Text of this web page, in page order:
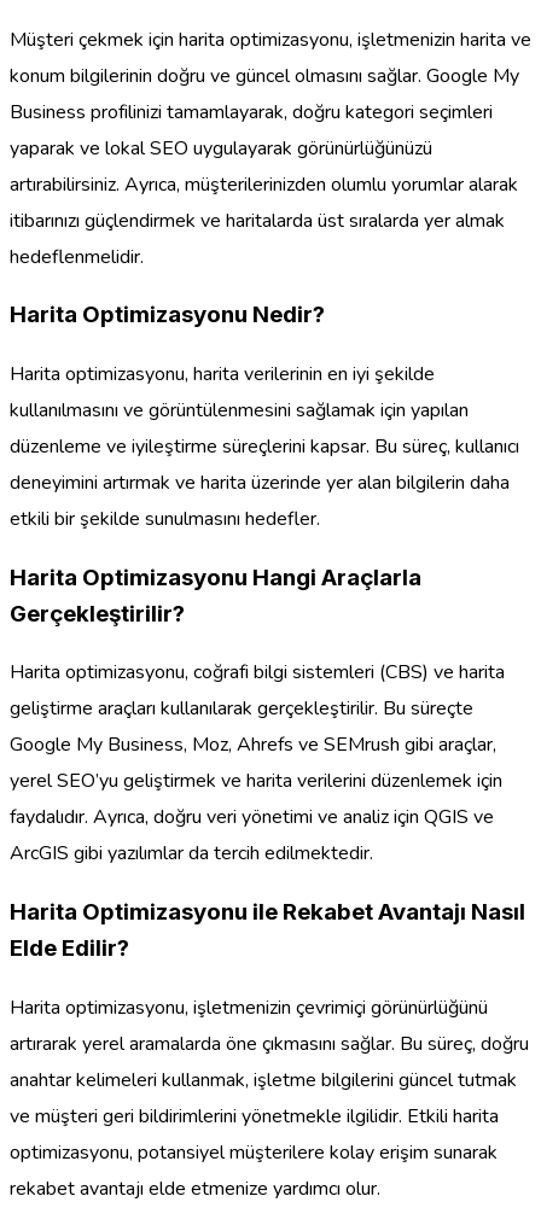
Müşteri çekmek için harita optimizasyonu, işletmenizin harita ve
konum bilgilerinin doğru ve güncel olmasını sağlar. Google My
Business profilinizi tamamlayarak, doğru kategori seçimleri
yaparak ve lokal SEO uygulayarak görünürlüğünüzü
artırabilirsiniz. Ayrıca, müşterilerinizden olumlu yorumlar alarak
itibarınızı güçlendirmek ve haritalarda üst sıralarda yer almak
hedeflenmelidir.
Harita Optimizasyonu Nedir?
Harita optimizasyonu, harita verilerinin en iyi şekilde
kullanılmasını ve görüntülenmesini sağlamak için yapılan
düzenleme ve iyileştirme süreçlerini kapsar. Bu süreç, kullanıcı
deneyimini artırmak ve harita üzerinde yer alan bilgilerin daha
etkili bir şekilde sunulmasını hedefler.
Harita Optimizasyonu Hangi Araçlarla
Gerçekleştirilir?
Harita optimizasyonu, coğrafi bilgi sistemleri (CBS) ve harita
geliştirme araçları kullanılarak gerçekleştirilir. Bu süreçte
Google My Business, Moz, Ahrefs ve SEMrush gibi araçlar,
yerel SEO’yu geliştirmek ve harita verilerini düzenlemek için
faydalıdır. Ayrıca, doğru veri yönetimi ve analiz için QGIS ve
ArcGIS gibi yazılımlar da tercih edilmektedir.
Harita Optimizasyonu ile Rekabet Avantajı Nasıl
Elde Edilir?
Harita optimizasyonu, işletmenizin çevrimiçi görünürlüğünü
artırarak yerel aramalarda öne çıkmasını sağlar. Bu süreç, doğru
anahtar kelimeleri kullanmak, işletme bilgilerini güncel tutmak
ve müşteri geri bildirimlerini yönetmekle ilgilidir. Etkili harita
optimizasyonu, potansiyel müşterilere kolay erişim sunarak
rekabet avantajı elde etmenize yardımcı olur.